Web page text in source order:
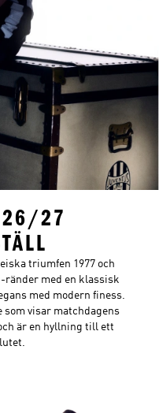
26/27
triumfen 1977 och
ränder med en klassisk
med modern finess.
som visar matchdagens
är en hyllning till ett